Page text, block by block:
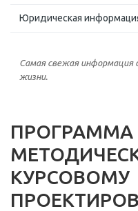
Юридическая
Самая свежая информация
жизни.
ПРОГРАММА
КУРСОВОМУ